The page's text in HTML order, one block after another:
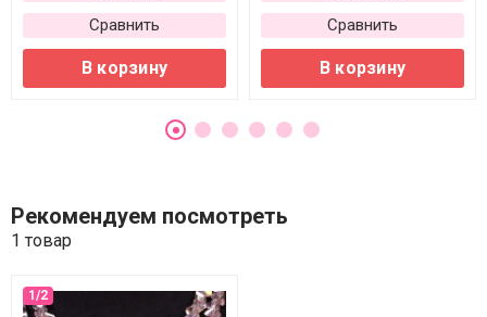
Сравнить
В корзину
Сравнить
В корзину
Рекомендуем посмотреть
1 товар